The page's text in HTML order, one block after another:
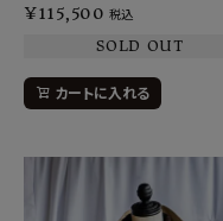
¥115,500 税込
SOLD OUT
カートに入れる